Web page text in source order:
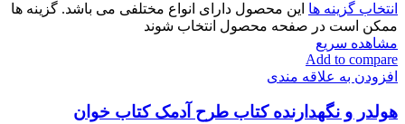
انتخاب گزینه ها این محصول دارای انواع مختلفی می باشد. گزینه ها
ممکن است در صفحه محصول انتخاب شوند
مشاهده سریع
Add to compare
افزودن به علاقه مندی
هولدر و نگهدارنده کتاب طرح آدمک کتاب خوان